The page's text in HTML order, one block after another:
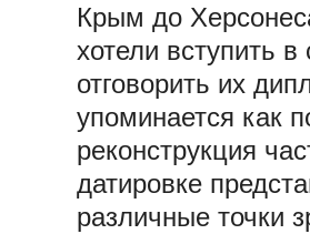
Крым до
хотели вступить
отговорить их
упоминается как
реконструкция
датировке
различные точки